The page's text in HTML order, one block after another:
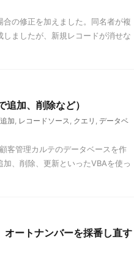
の修正を加えました。同名者が複
ましたが、新規レコードが消せな
加、削除など）
追加, レコードソース, クエリ , データベ
客管理カルテのデータベースを作
、削除、更新といったVBAを使っ
オートナンバーを採番し直す